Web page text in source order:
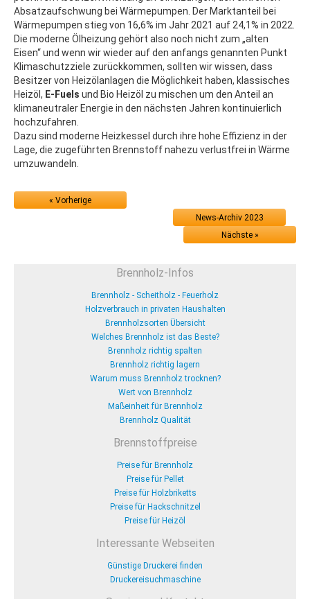
Absatzaufschwung bei Wärmepumpen. Der Marktanteil bei
Wärmepumpen stieg von 16,6% im Jahr 2021 auf 24,1% in 2022.
Die moderne Ölheizung gehört also noch nicht zum „alten
Eisen“ und wenn wir wieder auf den anfangs genannten Punkt
Klimaschutzziele zurückkommen, sollten wir wissen, dass
Besitzer von Heizölanlagen die Möglichkeit haben, klassisches
Heizöl, E-Fuels und Bio Heizöl zu mischen um den Anteil an
klimaneutraler Energie in den nächsten Jahren kontinuierlich
hochzufahren.
Dazu sind moderne Heizkessel durch ihre hohe Effizienz in der
Lage, die zugeführten Brennstoff nahezu verlustfrei in Wärme
umzuwandeln.
« Vorherige
News-Archiv 2023
Nächste »
Brennholz-Infos
Brennholz - Scheitholz - Feuerholz
Holzverbrauch in privaten Haushalten
Brennholzsorten Übersicht
Welches Brennholz ist das Beste?
Brennholz richtig spalten
Brennholz richtig lagern
Warum muss Brennholz trocknen?
Wert von Brennholz
Maßeinheit für Brennholz
Brennholz Qualität
Brennstoffpreise
Preise für Brennholz
Preise für Pellet
Preise für Holzbriketts
Preise für Hackschnitzel
Preise für Heizöl
Interessante Webseiten
Günstige Druckerei finden
Druckereisuchmaschine